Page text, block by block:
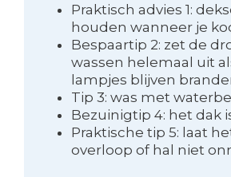
Praktisch advies 1:
houden wanneer je
Bespaartip 2: zet de
wassen helemaal uit
lampjes blijven
Tip 3: was met
Bezuinigtip 4: het dak
Praktische tip 5: laat
overloop of hal niet